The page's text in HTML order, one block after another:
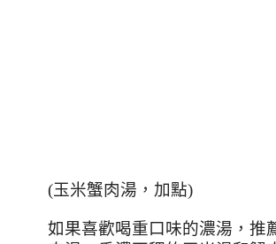
(玉米蟹肉湯，加點)
如果喜歡喝重口味的濃湯，推